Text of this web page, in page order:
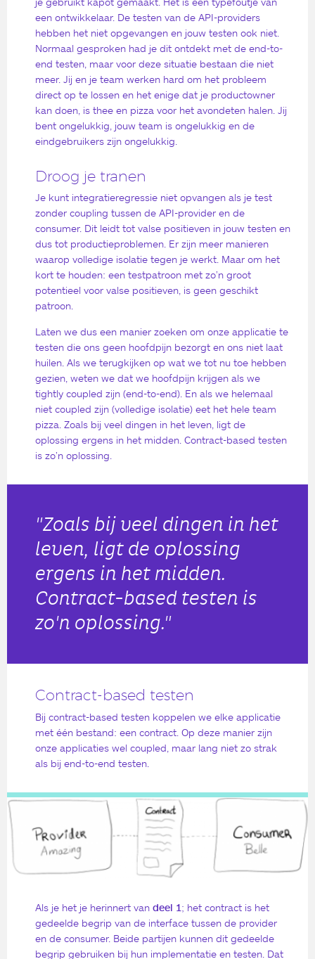
een ontwikkelaar. De testen van de API-providers
hebben het niet opgevangen en jouw testen ook niet.
Normaal gesproken had je dit ontdekt met de end-to-
end testen, maar voor deze situatie bestaan die ​​niet
meer. Jij en je team werken hard om het probleem
direct op te lossen en het enige dat je productowner
kan doen, is thee en pizza voor het avondeten halen. Jij
bent ongelukkig, jouw team is ongelukkig en de
eindgebruikers zijn ongelukkig.
Droog je tranen
Je kunt integratieregressie niet opvangen als je test
zonder coupling tussen de API-provider en de
consumer. Dit leidt tot valse positieven in jouw testen en
dus tot productieproblemen. Er zijn meer manieren
waarop volledige isolatie tegen je werkt. Maar om het
kort te houden: een testpatroon met zo’n groot
potentieel voor valse positieven, is geen geschikt
patroon.
Laten we dus een manier zoeken om onze applicatie te
testen die ons geen hoofdpijn bezorgt en ons niet laat
huilen. Als we terugkijken op wat we tot nu toe hebben
gezien, weten we dat we hoofdpijn krijgen als we
tightly coupled zijn (end-to-end). En als we helemaal
niet coupled zijn (volledige isolatie) eet het hele team
pizza. Zoals bij veel dingen in het leven, ligt de
oplossing ergens in het midden. Contract-based testen
is zo’n oplossing.
"Zoals bij veel dingen in het
leven, ligt de oplossing
ergens in het midden.
Contract-based testen is
zo'n oplossing."
Contract-based testen
Bij contract-based testen koppelen we elke applicatie
met één bestand: een contract. Op deze manier zijn
onze applicaties wel coupled, maar lang niet zo strak
als bij end-to-end testen.
Als je het je herinnert van deel 1; het contract is het
gedeelde begrip van de interface tussen de provider
en de consumer. Beide partijen kunnen dit gedeelde
begrip gebruiken bij hun implementatie en testen. Dat